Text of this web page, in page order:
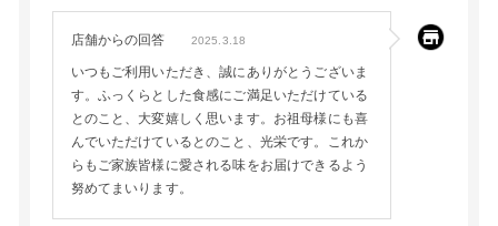
店舗からの回答 2025.3.18
いつもご利用いただき、誠にありがとうございま
す。ふっくらとした食感にご満足いただけている
とのこと、大変嬉しく思います。お祖母様にも喜
んでいただけているとのこと、光栄です。これか
らもご家族皆様に愛される味をお届けできるよう
努めてまいります。